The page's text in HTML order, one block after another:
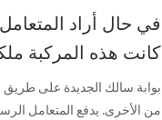
في حال أراد
كانت هذه المركبة
بوابة سالك الجديدة على طريق
من الأخرى. يدفع المتعامل